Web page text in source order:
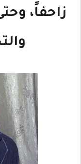
زاحفاً،